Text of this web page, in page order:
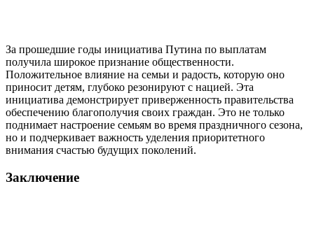
За прошедшие годы инициатива Путина по выплатам
получила широкое признание общественности.
Положительное влияние на семьи и радость, которую оно
приносит детям, глубоко резонируют с нацией. Эта
инициатива демонстрирует приверженность правительства
обеспечению благополучия своих граждан. Это не только
поднимает настроение семьям во время праздничного сезона,
но и подчеркивает важность уделения приоритетного
внимания счастью будущих поколений.
Заключение